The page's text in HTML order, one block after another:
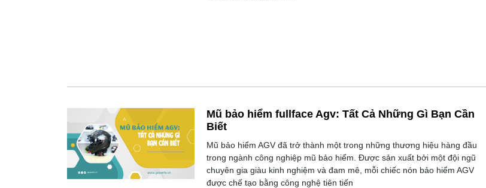
Mũ bảo hiểm fullface Agv: Tất Cả Những Gì Bạn Cần
Biết
Mũ bảo hiểm AGV đã trở thành một trong những thương hiệu hàng đầu
trong ngành công nghiệp mũ bảo hiểm. Được sản xuất bởi một đội ngũ
chuyên gia giàu kinh nghiệm và đam mê, mỗi chiếc nón bảo hiểm AGV
được chế tạo bằng công nghệ tiên tiến